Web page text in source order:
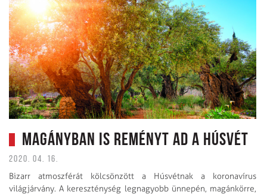
Magányban is reményt ad a húsvét
2020. 04. 16.
Bizarr atmoszférát kölcsönzött a Húsvétnak a koronavírus
világjárvány. A kereszténység legnagyobb ünnepén, magánkörre,